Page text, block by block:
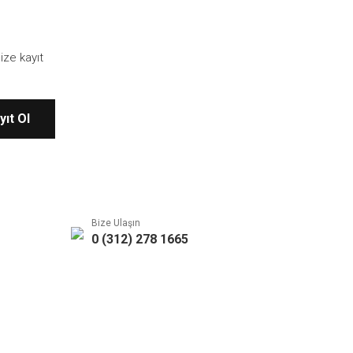
kayıt
Ol
Bize Ulaşın
0 (312) 278 1665